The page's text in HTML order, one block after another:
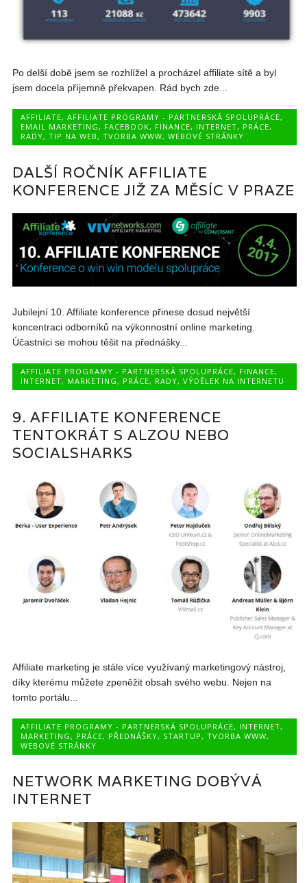
Po delší době jsem se rozhlížel a procházel affiliate sítě a byl
jsem docela příjemně překvapen. Rád bych zde...
AFFILIATE,AFFILIATE PROGRAMY - PARTNERSKÁ SPOLUPRÁCE,
EMAIL MARKETING, FACEBOOK, FINANCE, INTERNET, PRÁCE,
RADY,TIP NA WEB,TVORBA WWW,WEBOVÉ STRÁNKY
DALŠÍ ROČNÍK AFFILIATE
KONFERENCE JIŽ ZA MĚSÍC V PRAZE
Jubilejní 10. Affiliate konference přinese dosud největší
koncentraci odborníků na výkonnostní online marketing.
Účastníci se mohou těšit na přednášky...
AFFILIATE PROGRAMY - PARTNERSKÁ SPOLUPRÁCE, FINANCE,
INTERNET, MARKETING, PRÁCE, RADY,VÝDĚLEK NA INTERNETU
9. AFFILIATE KONFERENCE
TENTOKRÁT S ALZOU NEBO
SOCIALSHARKS
Affiliate marketing je stále více využívaný marketingový nástroj,
díky kterému můžete zpeněžit obsah svého webu. Nejen na
tomto portálu...
AFFILIATE PROGRAMY - PARTNERSKÁ SPOLUPRÁCE, INTERNET,
MARKETING , PRÁCE, PŘEDNÁŠKY, STARTUP ,TVORBA WWW,
WEBOVÉ STRÁNKY
NETWORK MARKETING DOBÝVÁ
INTERNET